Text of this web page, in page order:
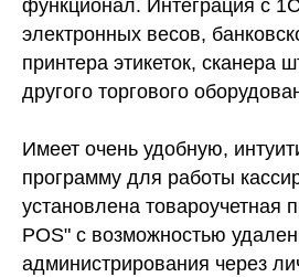
функционал. Интеграция с
электронных весов,
принтера этикеток, сканера
другого торгового
Имеет очень удобную,
программу для работы
установлена товароучетная
POS" с возможностью
администрирования через